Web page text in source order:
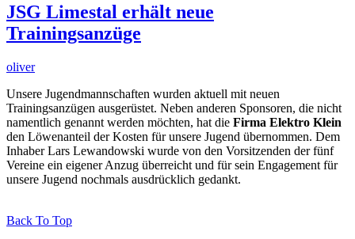
JSG Limestal erhält neue
Trainingsanzüge
oliver
Unsere Jugendmannschaften wurden aktuell mit neuen
Trainingsanzügen ausgerüstet. Neben anderen Sponsoren, die nicht
namentlich genannt werden möchten, hat die Firma Elektro Klein
den Löwenanteil der Kosten für unsere Jugend übernommen. Dem
Inhaber Lars Lewandowski wurde von den Vorsitzenden der fünf
Vereine ein eigener Anzug überreicht und für sein Engagement für
unsere Jugend nochmals ausdrücklich gedankt.
Back To Top